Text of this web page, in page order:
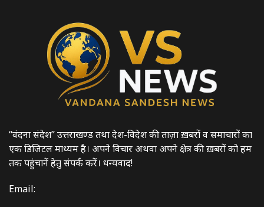
“वंदना संदेश” उत्तराखण्ड तथा देश-विदेश की ताज़ा ख़बरों व समाचारों का
एक डिजिटल माध्यम है। अपने विचार अथवा अपने क्षेत्र की ख़बरों को हम
तक पहुंचानें हेतु संपर्क करें। धन्यवाद!
Email: